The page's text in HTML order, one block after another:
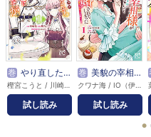
巻 やり直した彼らだけが後悔します。私は幸せになりますが。
試し読み
巻 美貌の宰相様がまったく乗り気でなかったので、好き勝手したら、なぜか求婚されてしまった 溺愛とお菓子でお腹いっぱい
試し読み
●